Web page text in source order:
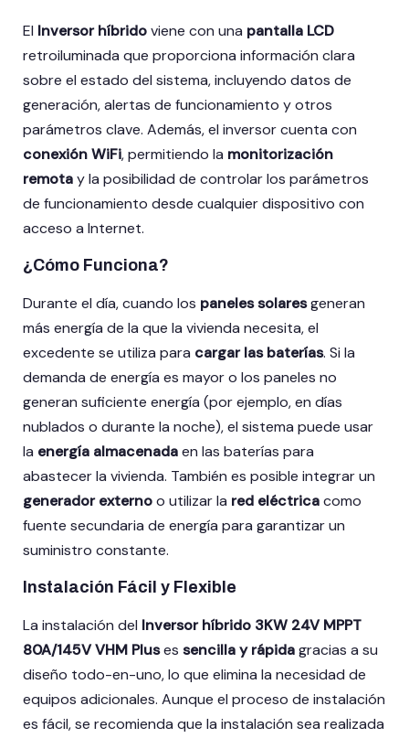
El Inversor híbridoviene con una pantalla LCD
retroiluminada que proporciona información clara
sobre el estado del sistema, incluyendo datos de
generación, alertas de funcionamiento y otros
parámetros clave. Además, el inversor cuenta con
conexión WiFi, permitiendo la monitorización
remotay la posibilidad de controlar los parámetros
de funcionamiento desde cualquier dispositivo con
acceso a Internet.
¿Cómo Funciona?
Durante el día, cuando los paneles solaresgeneran
más energía de la que la vivienda necesita, el
excedente se utiliza para cargar las baterías. Si la
demanda de energía es mayor o los paneles no
generan suficiente energía (por ejemplo, en días
nublados o durante la noche), el sistema puede usar
la energía almacenadaen las baterías para
abastecer la vivienda. También es posible integrar un
generador externoo utilizar la red eléctricacomo
fuente secundaria de energía para garantizar un
suministro constante.
Instalación Fácil y Flexible
La instalación del Inversor híbrido 3KW 24V MPPT
80A/145V VHM Pluses sencilla y rápidagracias a su
diseño todo-en-uno, lo que elimina la necesidad de
equipos adicionales. Aunque el proceso de instalación
es fácil, se recomienda que la instalación sea realizada